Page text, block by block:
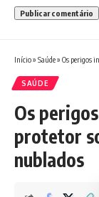
Início» Saúde» Os perigos
SAÚDE
Os
protetor
nublados